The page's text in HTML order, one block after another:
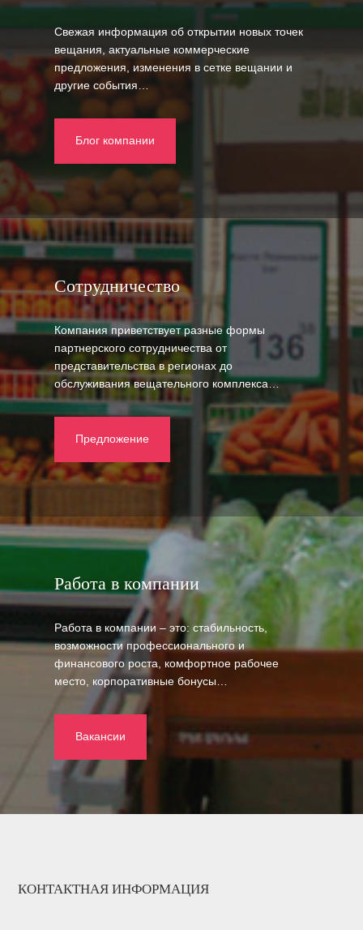
Свежая информация об открытии новых точек
вещания, актуальные коммерческие
предложения, изменения в сетке вещании и
другие события…
Блог компании
Сотрудничество
Компания приветствует разные формы
партнерского сотрудничества от
представительства в регионах до
обслуживания вещательного комплекса…
Предложение
Работа в компании
Работа в компании – это: стабильность,
возможности профессионального и
финансового роста, комфортное рабочее
место, корпоративные бонусы…
Вакансии
КОНТАКТНАЯ ИНФОРМАЦИЯ